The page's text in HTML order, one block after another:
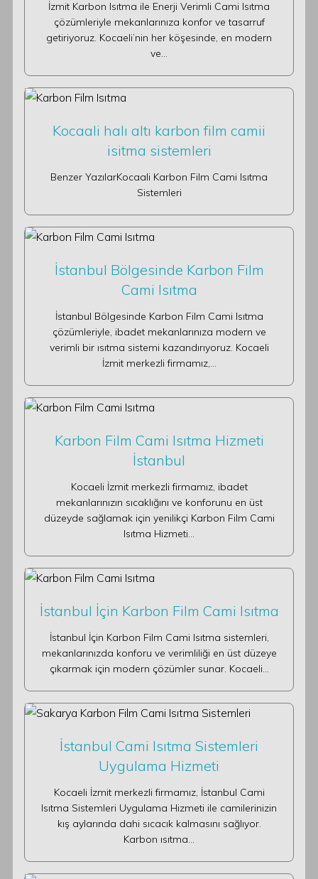
İzmit Karbon Isıtma ile Enerji Verimli Cami Isıtma
çözümleriyle mekanlarınıza konfor ve tasarruf
getiriyoruz. Kocaeli’nin her köşesinde, en modern
ve…
Kocaali halı altı karbon film camii
isitma sistemleri
Benzer YazılarKocaali Karbon Film Cami Isıtma
Sistemleri
İstanbul Bölgesinde Karbon Film
Cami Isıtma
İstanbul Bölgesinde Karbon Film Cami Isıtma
çözümleriyle, ibadet mekanlarınıza modern ve
verimli bir ısıtma sistemi kazandırıyoruz. Kocaeli
İzmit merkezli firmamız,…
Karbon Film Cami Isıtma Hizmeti
İstanbul
Kocaeli İzmit merkezli firmamız, ibadet
mekanlarınızın sıcaklığını ve konforunu en üst
düzeyde sağlamak için yenilikçi Karbon Film Cami
Isıtma Hizmeti…
İstanbul İçin Karbon Film Cami Isıtma
İstanbul İçin Karbon Film Cami Isıtma sistemleri,
mekanlarınızda konforu ve verimliliği en üst düzeye
çıkarmak için modern çözümler sunar. Kocaeli…
İstanbul Cami Isıtma Sistemleri
Uygulama Hizmeti
Kocaeli İzmit merkezli firmamız, İstanbul Cami
Isıtma Sistemleri Uygulama Hizmeti ile camilerinizin
kış aylarında dahi sıcacık kalmasını sağlıyor.
Karbon ısıtma…